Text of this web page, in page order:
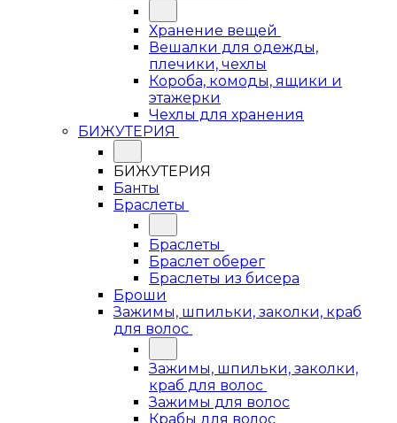
Хранение вещей
Вешалки для одежды,
плечики, чехлы
Короба, комоды, ящики и
этажерки
Чехлы для хранения
БИЖУТЕРИЯ
БИЖУТЕРИЯ
Банты
Браслеты
Браслеты
Браслет оберег
Браслеты из бисера
Броши
Зажимы, шпильки, заколки, краб
для волос
Зажимы, шпильки, заколки,
краб для волос
Зажимы для волос
Крабы для волос